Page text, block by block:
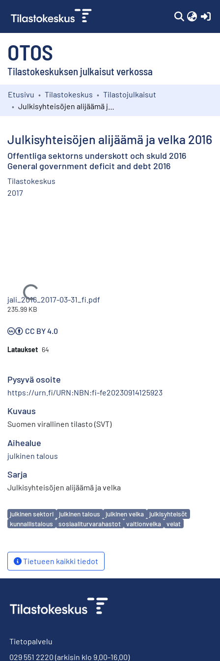
OTOS
Tilastokeskuksen julkaisut verkossa
Kokoelmat
Etusivu Tilastokeskus
Tilastojulkaisut
Julkisyhteisöjen alijäämä ja velka 2016
Offentliga sektorns underskott och skuld 2016
General government deficit and debt 2016
Tilastokeskus
2017
Ladataan...
jali_2016_2017-03-31_fi.pdf
235.99 KB
CC BY 4.0
Lataukset 64
Pysyvä osoite
https://urn.fi/URN:NBN:fi-fe20230914125923
Kuvaus
Suomen virallinen tilasto (SVT)
Aihealue
julkinen talous
Sarja
Julkisyhteisöjen alijäämä ja velka
Avainsanat
julkinen sektori julkinen talous julkinen velka
julkisyhteisöt
kunnallistalous
sosiaaliturvarahastot valtionvelka velat
Tietueen kaikki tiedot
Tietopalvelu
029 551 2220 (arkisin klo 9.00-16.00)